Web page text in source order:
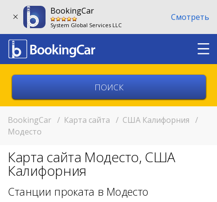
BookingCar
System Global Services LLC
Смотреть
Выберите город
Возврат в другом месте?
BookingCar / Карта сайта / США Калифорния /
Модесто
Карта сайта Модесто, США
Калифорния
Станции проката в Модесто